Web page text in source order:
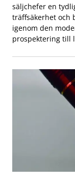
säljchefer en
träffsäkerhet och
igenom den
prospektering till